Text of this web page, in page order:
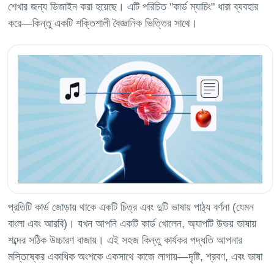
শেখার জন্য ডিজাইন করা হয়েছে। এটি পরিচিত "কার্ড ম্যাচিং" ধারা ব্যবহার
প্রতিটি কার্ড জোড়ায় থাকে একটি চিত্র এবং দুটি ভাষায় পাঠ্য বর্ণনা (যেমন
বাংলা এবং আরবি)। যখন আপনি একটি কার্ড খোলেন, অ্যাপটি উভয় ভাষায়
শব্দের সঠিক উচ্চারণ বাজায়। এই সহজ কিন্তু কার্যকর পদ্ধতি আপনার
মস্তিষ্কের একাধিক অংশকে একসাথে কাজে লাগায়—দৃষ্টি, শ্রবণ, এবং ভাষা